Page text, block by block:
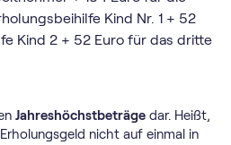
Kind Nr. 1 + 52
Kind 2 + 52 Euro für das dritte
Jahreshöchstbeträge dar. Heißt,
nicht auf einmal in